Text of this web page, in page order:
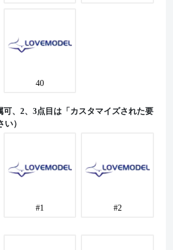
40
可、2、3点目は「カスタマイズされた要
）
#1 #2